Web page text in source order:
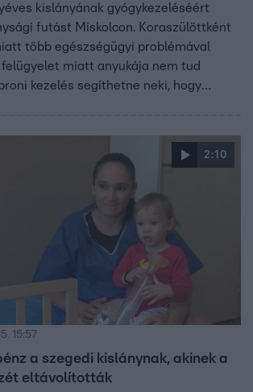
kislányának gyógykezeléséért
futást Miskolcon. Koraszülöttként
több egészségügyi problémával
felügyelet miatt anyukája nem tud
kezelés segíthetne neki, hogy
2:10
15:57
a szegedi kislánynak, akinek a
eltávolították